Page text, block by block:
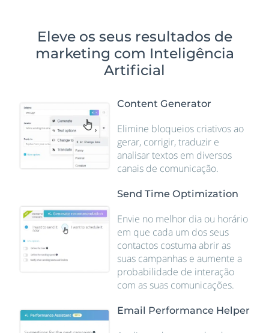
Eleve os seus resultados de
marketing com Inteligência
Artificial
Content Generator
Elimine bloqueios criativos ao
gerar, corrigir, traduzir e
analisar textos em diversos
canais de comunicação.
Send Time Optimization
Envie no melhor dia ou horário
em que cada um dos seus
contactos costuma abrir as
suas campanhas e aumente a
probabilidade de interação
com as suas comunicações.
Email Performance Helper